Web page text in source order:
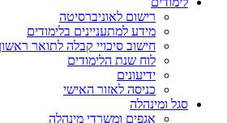
רישום לאוניברסיטה
מידע למתעניינים בלימודים
חישוב סיכויי קבלה לתואר
לוח שנת הלימודים
ידיעונים
כניסה לאזור האישי
סגל ומינהלה
אגפים ומשרדי מינהלה